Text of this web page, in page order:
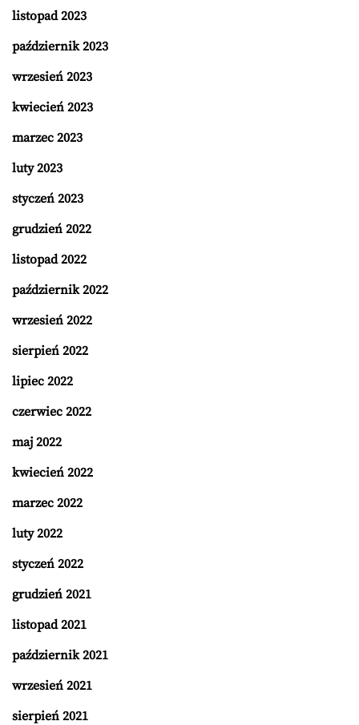
listopad 2023
październik 2023
wrzesień 2023
kwiecień 2023
marzec 2023
luty 2023
styczeń 2023
grudzień 2022
listopad 2022
październik 2022
wrzesień 2022
sierpień 2022
lipiec 2022
czerwiec 2022
maj 2022
kwiecień 2022
marzec 2022
luty 2022
styczeń 2022
grudzień 2021
listopad 2021
październik 2021
wrzesień 2021
sierpień 2021